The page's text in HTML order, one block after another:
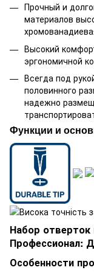
Прочный и
материалов
Высокий
эргономичной
Всегда под
половинного
надежно
Функции и
Набор отверток
Профессионал:
Особенности